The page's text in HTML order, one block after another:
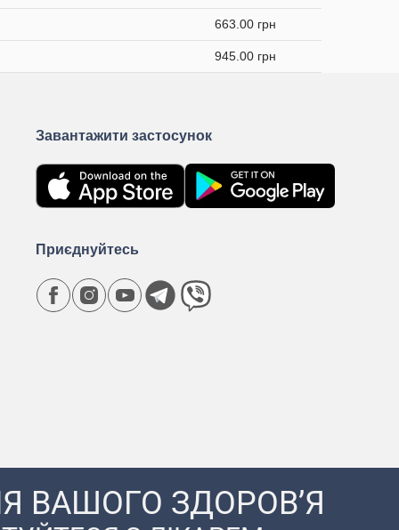
663.00 грн
945.00 грн
Завантажити застосунок
Приєднуйтесь
ВАШОГО ЗДОРОВ’Я